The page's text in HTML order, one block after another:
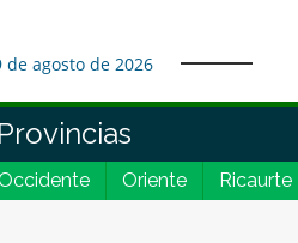
de agosto de 2026
Oriente Ricaurte